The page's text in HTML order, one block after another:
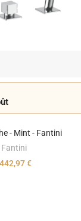
- Mint - Fantini
€